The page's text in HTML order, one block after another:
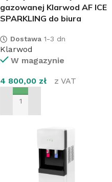
gazowanej Klarwod AF ICE
SPARKLING do biura
Dostawa 1-3 dn
Klarwod
W magazynie
4 800,00 zł z VAT
DODAJ DO KOSZYKA